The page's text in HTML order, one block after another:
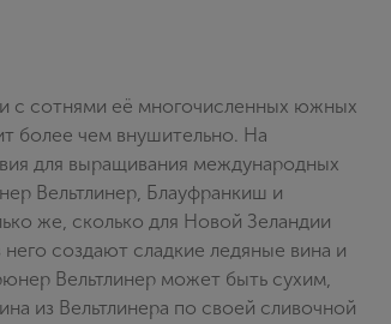
с сотнями её многочисленных южных
более чем внушительно. На
для выращивания международных
Вельтлинер, Блауфранкиш и
же, сколько для Новой Зеландии
создают сладкие ледяные вина и
Вельтлинер может быть сухим,
из Вельтлинера по своей сливочной